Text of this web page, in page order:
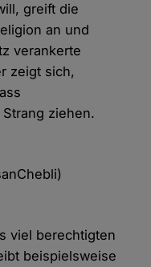
greift die
an und
verankerte
zeigt sich,
ziehen.
viel berechtigten
beispielsweise